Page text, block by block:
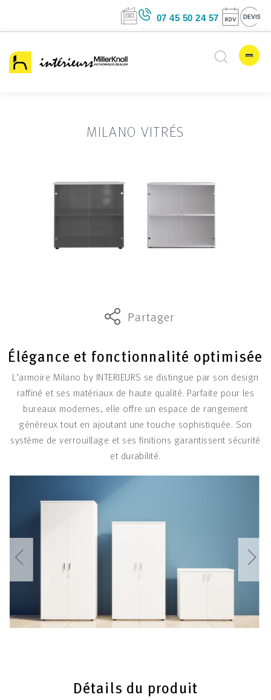
07 45 50 24
MILANO VITRÉS
Partager
Élégance et fonctionnalité optimisée
L’armoire Milano by INTERIEURS se distingue par son design
raffiné et ses matériaux de haute qualité. Parfaite pour les
bureaux modernes, elle offre un espace de rangement
généreux tout en ajoutant une touche sophistiquée. Son
système de verrouillage et ses finitions garantissent sécurité
et durabilité.
Détails du produit